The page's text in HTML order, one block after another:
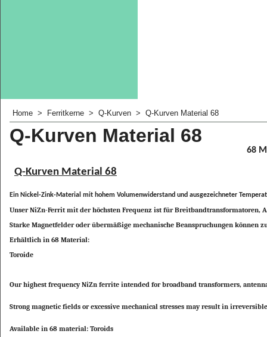
Home > Ferritkerne > Q-Kurven > Q-Kurven Material 68
Q-Kurven Material 68
68
Q-Kurven Material 68
Ein Nickel-Zink-Material mit hohem Volumenwiderstand und ausgezeichneter
Unser NiZn-Ferrit mit der höchsten Frequenz ist für Breitbandtransformatoren,
Starke Magnetfelder oder übermäßige mechanische Beanspruchungen
Erhältlich in 68 Material:
Toroide
Our highest frequency NiZn ferrite intended for broadband transformers,
Strong magnetic fields or excessive mechanical stresses may result in
Available in 68 material: Toroids